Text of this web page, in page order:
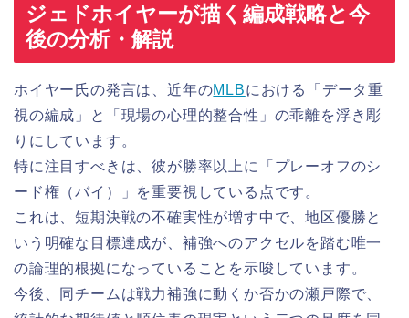
ジェドホイヤーが描く編成戦略と今
後の分析・解説
ホイヤー氏の発言は、近年のMLBにおける「データ重
視の編成」と「現場の心理的整合性」の乖離を浮き彫
りにしています。
特に注目すべきは、彼が勝率以上に「プレーオフのシ
ード権（バイ）」を重要視している点です。
これは、短期決戦の不確実性が増す中で、地区優勝と
いう明確な目標達成が、補強へのアクセルを踏む唯一
の論理的根拠になっていることを示唆しています。
今後、同チームは戦力補強に動くか否かの瀬戸際で、